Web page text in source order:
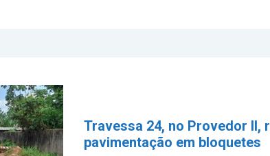
Travessa 24, no Provedor II,
pavimentação em bloquetes